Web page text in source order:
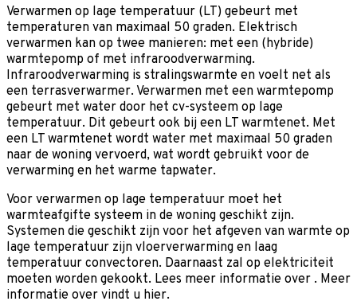
Verwarmen op lage temperatuur (LT) gebeurt met
temperaturen van maximaal 50 graden. Elektrisch
verwarmen kan op twee manieren: met een (hybride)
warmtepomp of met infraroodverwarming.
Infraroodverwarming is stralingswarmte en voelt net als
een terrasverwarmer. Verwarmen met een warmtepomp
gebeurt met water door het cv-systeem op lage
temperatuur. Dit gebeurt ook bij een LT warmtenet. Met
een LT warmtenet wordt water met maximaal 50 graden
naar de woning vervoerd, wat wordt gebruikt voor de
verwarming en het warme tapwater.
Voor verwarmen op lage temperatuur moet het
warmteafgifte systeem in de woning geschikt zijn.
Systemen die geschikt zijn voor het afgeven van warmte op
lage temperatuur zijn vloerverwarming en laag
temperatuur convectoren. Daarnaast zal op elektriciteit
moeten worden gekookt. Lees meer informatie over . Meer
informatie over vindt u hier.